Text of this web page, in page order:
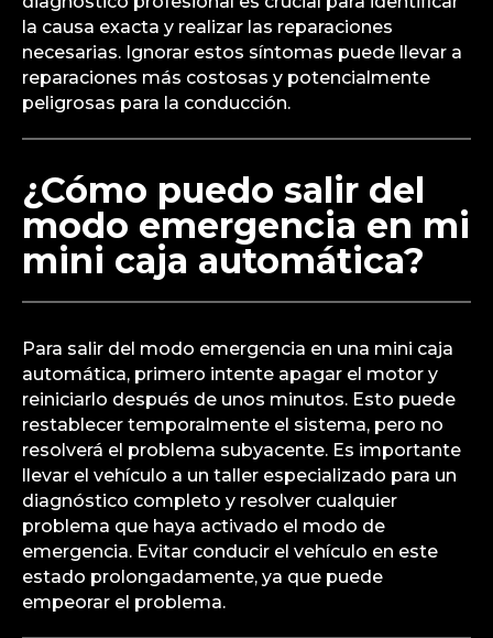
la causa exacta y realizar las reparaciones
necesarias. Ignorar estos síntomas puede llevar a
reparaciones más costosas y potencialmente
peligrosas para la conducción.
¿Cómo puedo salir del
modo emergencia en mi
mini caja automática?
Para salir del modo emergencia en una mini caja
automática, primero intente apagar el motor y
reiniciarlo después de unos minutos. Esto puede
restablecer temporalmente el sistema, pero no
resolverá el problema subyacente. Es importante
llevar el vehículo a un taller especializado para un
diagnóstico completo y resolver cualquier
problema que haya activado el modo de
emergencia. Evitar conducir el vehículo en este
estado prolongadamente, ya que puede
empeorar el problema.